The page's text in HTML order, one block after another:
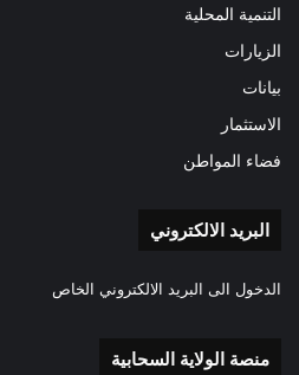
التنمية المحلية
الزيارات
بيانات
الاستثمار
فضاء المواطن
البريد الالكتروني
الدخول الى البريد الالكتروني الخاص
منصة الولاية السحابية